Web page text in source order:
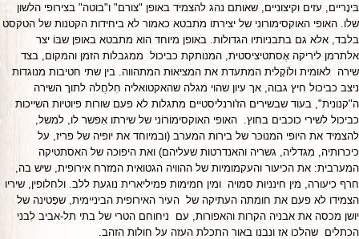
בּינָריים, עזים וקיצוניים, שאותם נהג להצמיד באופן "צורם" ו"בוטה" בצירופי הלשון
שלו. האופי האוקסימורוני של יצירתו מתבטא כאמור לא ביחידות הקטנות של הטקסט
בלבד, אלא גם בתבניותיו הגדולות. באופן מיוחד הוא מתבטא באופן שבּוֹ יצר
אלתרמן ליריקה אֶסתטיציסטית, המנותקת כביכול ממגבלות הזמן והמקום, בצד
שירה לאומית ולוֹקָלית המתעדת את המציאוּת המתהווה. בין שתי חטיבות מנוגדות
ניצב כביכול חיץ גבוה, אך עיון שהוי מגלה שהאקטואליה חִלחֲלה לתוך השירה
ה"קנונית", בעוד שבשירים הז'ורנליסטיים מתגלות לא פעם שורות פיוטיות השייכות
כביכול לשירי כוכבים בחוץ. האופי האוקסימוֹרוֹני של שירתו אִפשר לו, למשל,
להצמיד את היופי המנוּכּר של בירות המערב (ובמיוחד את יופיה של פריז, על
כיכרותיה, מִגדליה, גשריה והאנדרטות שעליהם) ואת היפוכה של האסתטיקה
המערבית: את הכיעור והעקמומיות של ההוויה הגטואית המזרח אירופית, שיש בה,
חרף כיעורה, מין חינניוּת סמויה ומין חמימות פמיליארית נוגעת ללב. ולחלופין, שיריו
הצמידו לא פעם את חומתה העתיקה של העיר האירופית הביניימית, שפָּטינה של
יושן מכסה את אבניה הקרות והאפורות, עם ניחוחם הטרי של בתי תל-אביב לִבני
הכתלים שהלכו אז ונבנו באור התכלת העזה על חולות הזהב.